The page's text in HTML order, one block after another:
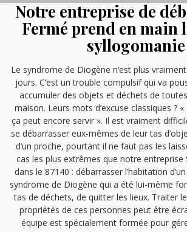
Notre entreprise de
Fermé prend en main
syllogomanie
Le syndrome de Diogène n’est plus
jours. C’est un trouble compulsif qui va
accumuler des objets et déchets de
maison. Leurs mots d’excuse classiques ?
ça peut encore servir ». Il est vraiment
se débarrasser eux-mêmes de leur tas
d’un proche, pourtant il ne faut pas les
cas les plus extrêmes que notre entreprise
dans le 87140 : débarrasser l’habitation
syndrome de Diogène qui a été lui-même
tas de déchets, de quitter les lieux. Traiter
propriétés de ces personnes peut être
équipe est spécialement formée pour